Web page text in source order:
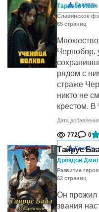
Скачать
Тарасов Иван
Славянское
65 cтраниц
Чернобор,
рядом с
страже
никто не
крестом. В
Дата
772 0
Скачать
Тайрус
Дроздов
Развитие героя
62 cтраниц
Он прожил
звания